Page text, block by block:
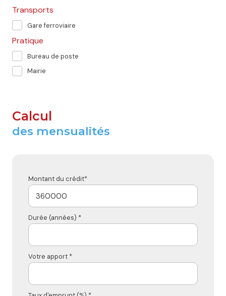
Transports
Gare ferroviaire
Pratique
Bureau de poste
Mairie
Calcul
des mensualités
Montant du crédit*
Durée (années) *
Votre apport *